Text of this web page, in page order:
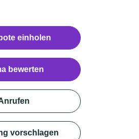
einholen
bewerten
vorschlagen